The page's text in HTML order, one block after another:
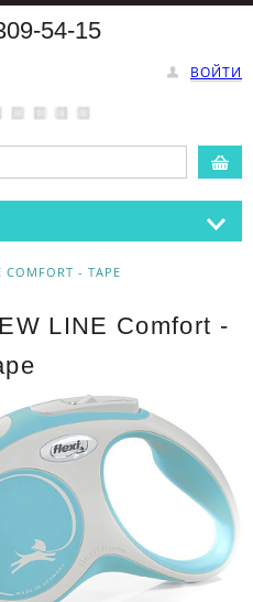
ВОЙТИ
54-15
- TAPE
LINE Comfort -